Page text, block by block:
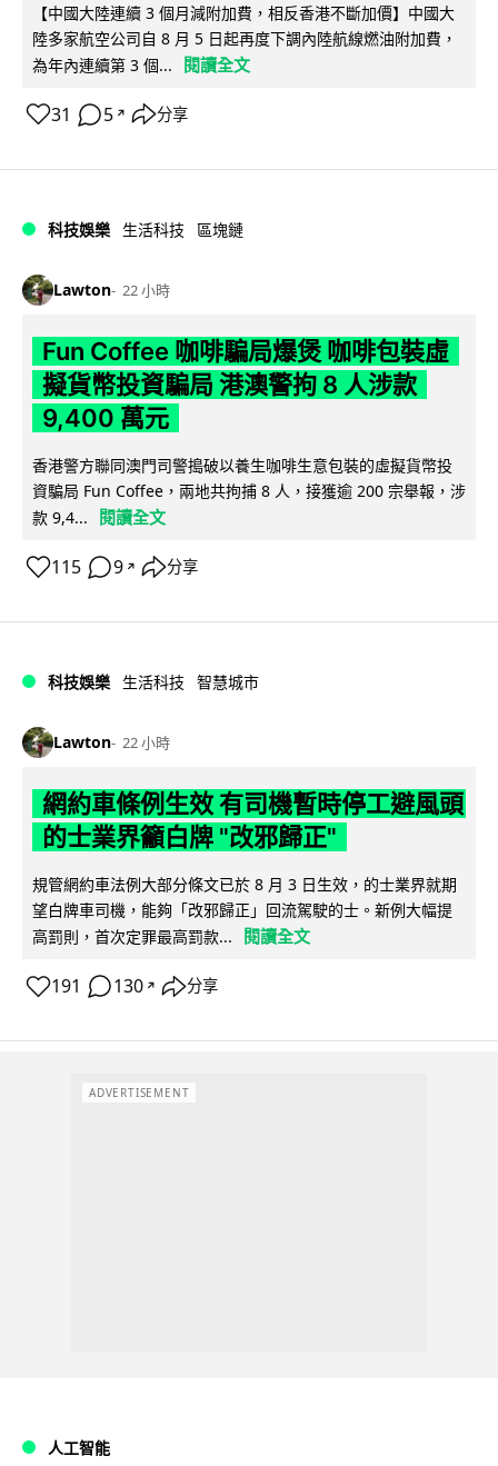
【中國大陸連續 3 個月減附加費，相反香港不斷加價】中國大
陸多家航空公司自 8 月 5 日起再度下調內陸航線燃油附加費，
為年內連續第 3 個...
閱讀全文
31 5 ↗ 分享
科技娛樂 生活科技 區塊鏈
Lawton 22 小時
Fun Coffee 咖啡騙局爆煲 咖啡包裝虛
擬貨幣投資騙局 港澳警拘 8 人涉款
9,400 萬元
香港警方聯同澳門司警搗破以養生咖啡生意包裝的虛擬貨幣投
資騙局 Fun Coffee，兩地共拘捕 8 人，接獲逾 200 宗舉報，涉
款 9,4...
閱讀全文
115 9 ↗ 分享
科技娛樂 生活科技 智慧城市
Lawton 22 小時
網約車條例生效 有司機暫時停工避風頭
的士業界籲白牌 "改邪歸正"
規管網約車法例大部分條文已於 8 月 3 日生效，的士業界就期
望白牌車司機，能夠「改邪歸正」回流駕駛的士。新例大幅提
高罰則，首次定罪最高罰款...
閱讀全文
191 130 ↗ 分享
ADVERTISEMENT
人工智能